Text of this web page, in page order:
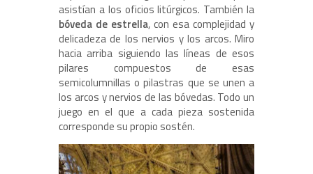
asistían a los oficios litúrgicos. También la
bóveda de estrella, con esa complejidad y
delicadeza de los nervios y los arcos. Miro
hacia arriba siguiendo las líneas de esos
pilares compuestos de esas
semicolumnillas o pilastras que se unen a
los arcos y nervios de las bóvedas. Todo un
juego en el que a cada pieza sostenida
corresponde su propio sostén.